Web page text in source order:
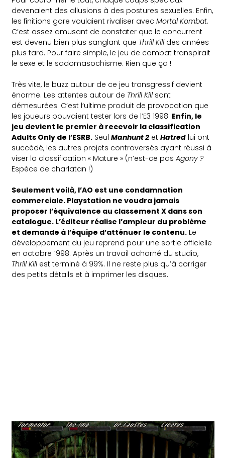
devenaient des allusions à des postures sexuelles. Enfin,
les finitions gore voulaient rivaliser avecMortal Kombat.
C’est assez amusant de constater que le concurrent
est devenu bien plus sanglant que Thrill Killdes années
plus tard. Pour faire simple, le jeu de combat transpirait
le sexe et le sadomasochisme. Rien que ça !
Très vite, le buzz autour de ce jeu transgressif devient
énorme. Les attentes autour de Thrill Killsont
démesurées. C’est l’ultime produit de provocation que
les joueurs pouvaient tester lors de l’E3 1998. Enfin, le
jeu devient le premier à recevoir la classification
Adults Only de l’ESRB. SeulManhunt 2 etHatred lui ont
succédé, les autres projets controversés ayant réussi à
viser la classification « Mature » (n’est-ce pasAgony ?
Espèce de charlatan !)
Seulement voilà, l’AO est une condamnation
commerciale. Playstation ne voudra jamais
proposer l’équivalence au classement X dans son
catalogue. L’éditeur réalise l’ampleur du problème
et demande à l’équipe d’atténuer le contenu. Le
développement du jeu reprend pour une sortie officielle
en octobre 1998. Après un travail acharné du studio,
Thrill Killest terminé à 99%. Il ne reste plus qu’à corriger
des petits détails et à imprimer les disques.